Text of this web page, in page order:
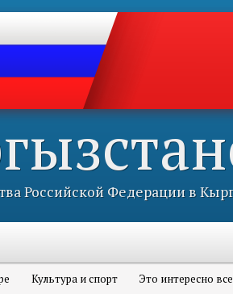
Российской Федерации в
Культура и спорт Это интересно